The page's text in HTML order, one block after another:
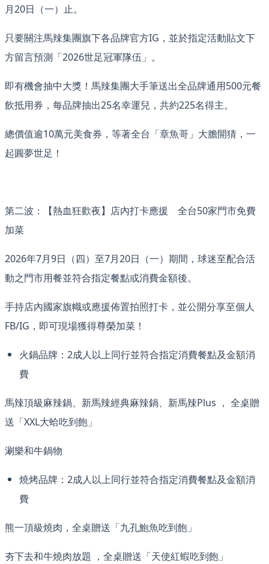
月20日（一）止。
只要關注馬辣集團旗下各品牌官方IG，並於指定活動貼文下
方留言預測「2026世足冠軍隊伍」。
即有機會抽中大獎！馬辣集團大手筆送出全品牌通用500元餐
飲抵用券，每品牌抽出25名幸運兒，共約225名得主。
總價值逾10萬元美食券，等著全台「章魚哥」大膽開猜，一
起圓夢世足！
第二波：【熱血狂歡夜】店內打卡應援 全台50家門市免費
加菜
2026年7月9日（四）至7月20日（一）期間，球迷至配合活
動之門市用餐並符合指定餐點或消費金額後。
手持店內國家旗幟或應援佈置拍照打卡，並公開分享至個人
FB/IG，即可現場獲得尊榮加菜！
火鍋品牌：2成人以上同行並符合指定消費餐點及金額消
費
馬辣頂級麻辣鍋、新馬辣經典麻辣鍋、新馬辣Plus ， 全桌贈
送「XXL大蛤吃到飽」
涮樂和牛鍋物
燒烤品牌：2成人以上同行並符合指定消費餐點及金額消
費
熊一頂級燒肉，全桌贈送「九孔鮑魚吃到飽」
夯下去和牛燒肉放題 ，全桌贈送「天使紅蝦吃到飽」